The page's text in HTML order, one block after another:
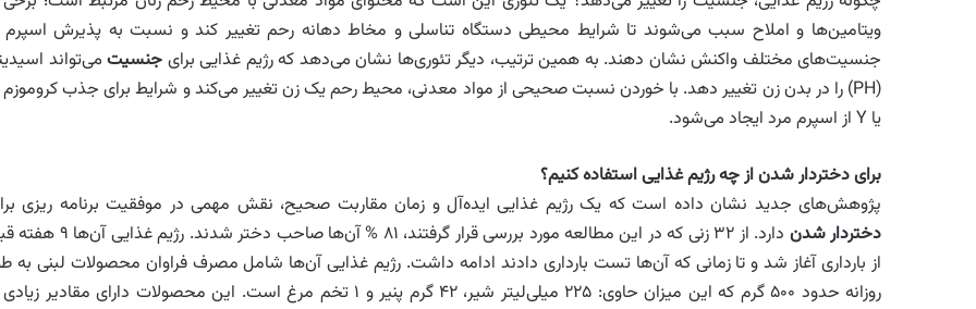
ویتامین‌ها و املاح سبب می‌شوند تا شرایط محیطی دستگاه تناسلی و مخاط دهانه رحم تغییر کند و نسبت به پذیرش اسپرم
جنسیت‌های مختلف واکنش نشان دهند. به همین ترتیب، دیگر تئوری‌ها نشان می‌دهد که رژیم غذایی برای جنسیتمی‌تواند
یا Y از اسپرم مرد ایجاد می‌شود.
برای دختردار شدن از چه رژیم غذایی استفاده کنیم؟
پژوهش‌های جدید نشان داده است که یک رژیم غذایی ایده‌آل و زمان مقاربت صحیح، نقش مهمی در موفقیت برنامه ریزی
دختردار شدن
دارد. از ۳۲ زنی که در این مطالعه مورد بررسی قرار گرفتند، ۸۱ % آن‌ها صاحب دختر
از بارداری آغاز شد و تا زمانی که آن‌ها تست بارداری دادند ادامه داشت. رژیم غذایی آن‌ها شامل مصرف فراوان محصولات لبنی به
روزانه حدود ۵۰۰ گرم که این میزان حاوی: ۲۲۵ میلی‌لیتر شیر، ۴۲ گرم پنیر و ۱ تخم مرغ است. این محصولات دارای مقادیر